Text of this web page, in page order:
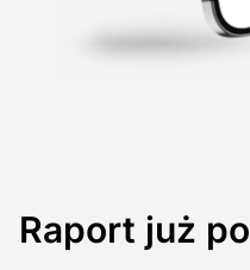
Raport już po